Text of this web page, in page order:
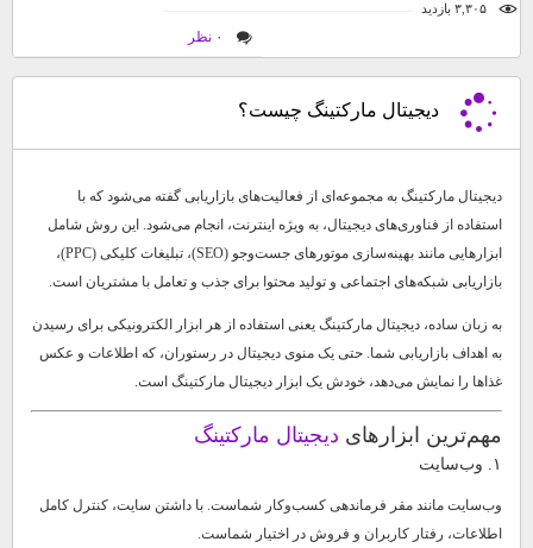
۰ نظر
دیجیتال مارکتینگ چیست؟
دیجیتال مارکتینگ به مجموعه‌ای از فعالیت‌های بازاریابی گفته می‌شود که با
استفاده از فناوری‌های دیجیتال، به ویژه اینترنت، انجام می‌شود. این روش شامل
ابزارهایی مانند بهینه‌سازی موتورهای جست‌وجو (SEO)، تبلیغات کلیکی (PPC)،
بازاریابی شبکه‌های اجتماعی و تولید محتوا برای جذب و تعامل با مشتریان است.
به زبان ساده، دیجیتال مارکتینگ یعنی استفاده از هر ابزار الکترونیکی برای رسیدن
به اهداف بازاریابی شما. حتی یک منوی دیجیتال در رستوران، که اطلاعات و عکس
غذاها را نمایش می‌دهد، خودش یک ابزار دیجیتال مارکتینگ است.
مهم‌ترین ابزارهای دیجیتال مارکتینگ
۱. وب‌سایت
وب‌سایت مانند مقر فرماندهی کسب‌وکار شماست. با داشتن سایت، کنترل کامل
اطلاعات، رفتار کاربران و فروش در اختیار شماست.